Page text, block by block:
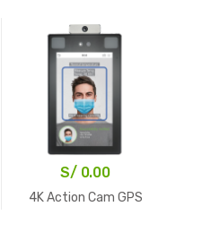
S/ 0.00
4K Action Cam GPS